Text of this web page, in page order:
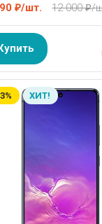
₽/шт. 12 000 ₽/
ХИТ!